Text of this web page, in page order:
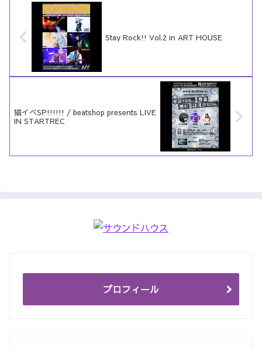
Stay Rock!! Vol.2 in ART HOUSE
猫イベSP!!!!!! / beatshop presents LIVE
IN STARTREC
プロフィール